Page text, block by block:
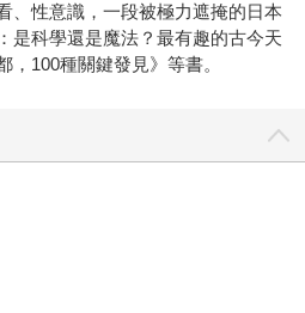
、性意識，一段被極力遮掩的日本
是科學還是魔法？最有趣的古今天
100種關鍵發見》等書。